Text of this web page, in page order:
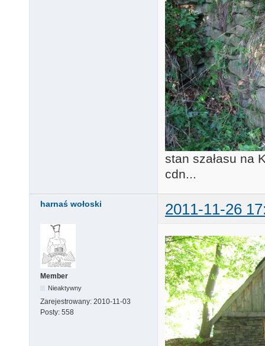
stan szałasu na
cdn...
harnaś wołoski 2011-11-26
Member
Nieaktywny
Zarejestrowany: 2010-11-03
Posty: 558